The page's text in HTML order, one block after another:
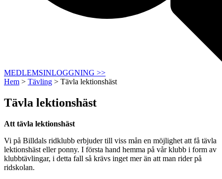
MEDLEMSINLOGGNING >>
Hem > Tävling > Tävla lektionshäst
Tävla lektionshäst
Att tävla lektionshäst
Vi på Billdals ridklubb erbjuder till viss mån en möjlighet att få tävla
lektionshäst eller ponny. I första hand hemma på vår klubb i form av
klubbtävlingar, i detta fall så krävs inget mer än att man rider på
ridskolan.